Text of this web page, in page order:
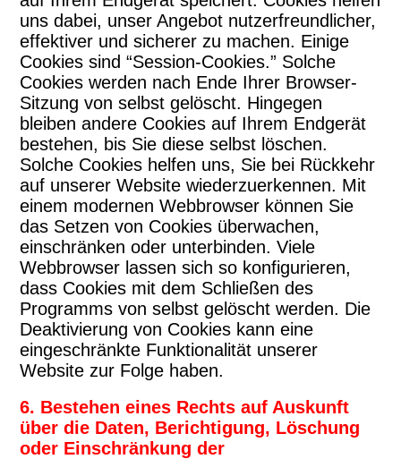
uns dabei, unser Angebot nutzerfreundlicher,
effektiver und sicherer zu machen. Einige
Cookies sind “Session-Cookies.” Solche
Cookies werden nach Ende Ihrer Browser-
Sitzung von selbst gelöscht. Hingegen
bleiben andere Cookies auf Ihrem Endgerät
bestehen, bis Sie diese selbst löschen.
Solche Cookies helfen uns, Sie bei Rückkehr
auf unserer Website wiederzuerkennen. Mit
einem modernen Webbrowser können Sie
das Setzen von Cookies überwachen,
einschränken oder unterbinden. Viele
Webbrowser lassen sich so konfigurieren,
dass Cookies mit dem Schließen des
Programms von selbst gelöscht werden. Die
Deaktivierung von Cookies kann eine
eingeschränkte Funktionalität unserer
Website zur Folge haben.
6. Bestehen eines Rechts auf Auskunft
über die Daten, Berichtigung, Löschung
oder Einschränkung der